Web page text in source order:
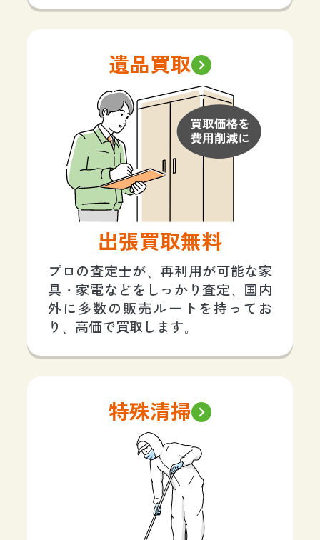
遺品買取
出張買取無料
プロの査定士が、再利用が可能な家
具・家電などをしっかり査定、国内
外に多数の販売ルートを持ってお
り、高価で買取します。
特殊清掃